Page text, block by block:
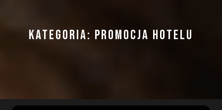
KATEGORIA: PROMOCJA HOTELU